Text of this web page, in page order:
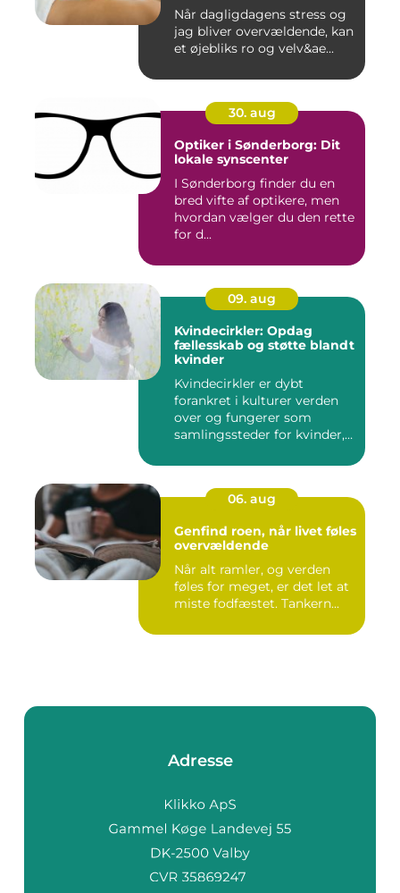
Når dagligdagens stress og
jag bliver overvældende, kan
et øjebliks ro og velv&ae...
30. aug
Optiker i Sønderborg: Dit
lokale synscenter
I Sønderborg finder du en
bred vifte af optikere, men
hvordan vælger du den rette
for d...
09. aug
Kvindecirkler: Opdag
fællesskab og støtte blandt
kvinder
Kvindecirkler er dybt
forankret i kulturer verden
over og fungerer som
samlingssteder for kvinder,
06. aug
Genfind roen, når livet føles
overvældende
Når alt ramler, og verden
føles for meget, er det let at
miste fodfæstet. Tankern...
Adresse